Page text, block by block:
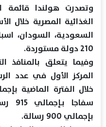
وتصدرت هولندا قائمة
الغذائية المصرية خلال
السعودية، السودان،
210 دولة مستوردة.
وفيما يتعلق بالمنافذ
المركز الأول في عدد
بإجمالي 900 رسالة.